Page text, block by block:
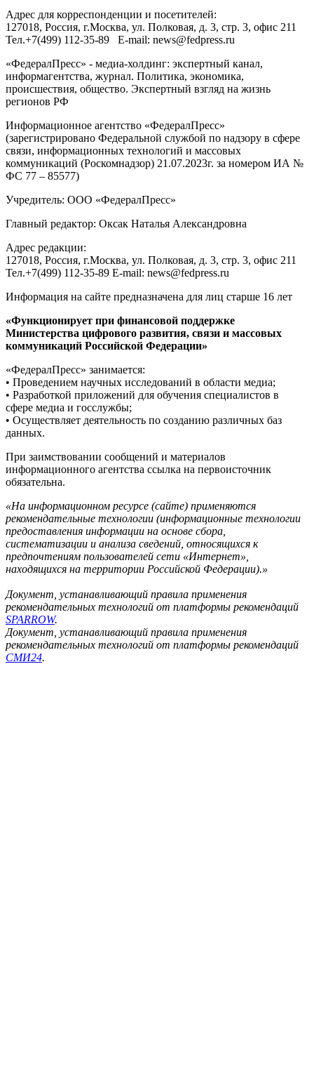
Адрес для корреспонденции и посетителей:
127018, Россия, г.Москва, ул. Полковая, д. 3, стр. 3, офис 211
Тел.+7(499) 112-35-89 E-mail: news@fedpress.ru
«ФедералПресс» - медиа-холдинг: экспертный канал,
информагентства, журнал. Политика, экономика,
происшествия, общество. Экспертный взгляд на жизнь
регионов РФ
Информационное агентство «ФедералПресс»
(зарегистрировано Федеральной службой по надзору в сфере
связи, информационных технологий и массовых
коммуникаций (Роскомнадзор) 21.07.2023г. за номером ИА №
ФС 77 – 85577)
Учредитель: ООО «ФедералПресс»
Главный редактор: Оксак Наталья Александровна
Адрес редакции:
127018, Россия, г.Москва, ул. Полковая, д. 3, стр. 3, офис 211
Тел.+7(499) 112-35-89 E-mail: news@fedpress.ru
Информация на сайте предназначена для лиц старше 16 лет
«Функционирует при финансовой поддержке
Министерства цифрового развития, связи и массовых
коммуникаций Российской Федерации»
«ФедералПресс» занимается:
• Проведением научных исследований в области медиа;
• Разработкой приложений для обучения специалистов в
сфере медиа и госслужбы;
• Осуществляет деятельность по созданию различных баз
данных.
При заимствовании сообщений и материалов
информационного агентства ссылка на первоисточник
обязательна.
«На информационном ресурсе (сайте) применяются
рекомендательные технологии (информационные технологии
предоставления информации на основе сбора,
систематизации и анализа сведений, относящихся к
предпочтениям пользователей сети «Интернет»,
находящихся на территории Российской Федерации).»
Документ, устанавливающий правила применения
рекомендательных технологий от платформы рекомендаций
SPARROW.
Документ, устанавливающий правила применения
рекомендательных технологий от платформы рекомендаций
СМИ24.